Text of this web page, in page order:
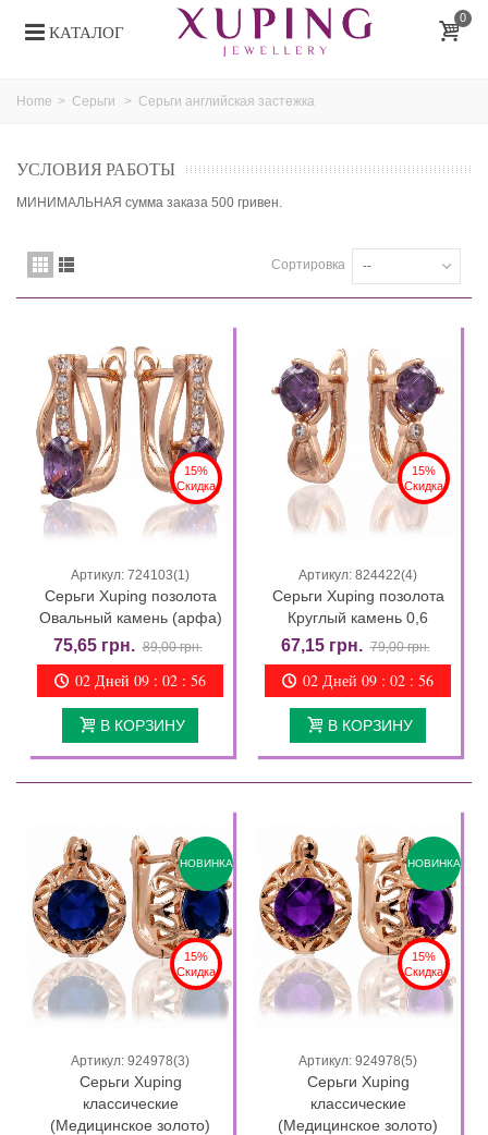
КАТАЛОГ
0
Home > Серьги > Серьги английская застежка
УСЛОВИЯ РАБОТЫ
МИНИМАЛЬНАЯ сумма заказа 500 гривен.
Сортировка --
15%
Скидка
Артикул: 724103(1)
Серьги Xuping позолота
Овальный камень (арфа)
75,65 грн. 89,00 грн.
02 Дней 09 : 02 : 55
В КОРЗИНУ
15%
Скидка
Артикул: 824422(4)
Серьги Xuping позолота
Круглый камень 0,6
67,15 грн. 79,00 грн.
02 Дней 09 : 02 : 55
В КОРЗИНУ
НОВИНКА
15%
Скидка
Артикул: 924978(3)
Серьги Xuping
классические
(Медицинское золото)
НОВИНКА
15%
Скидка
Артикул: 924978(5)
Серьги Xuping
классические
(Медицинское золото)